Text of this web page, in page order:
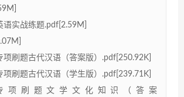
语实战练题.pdf[2.59M]
项刷题古代汉语（答案版）.pdf[250.92K]
项刷题古代汉语（学生版）.pdf[239.71K]
项刷题文学文化知识（答案